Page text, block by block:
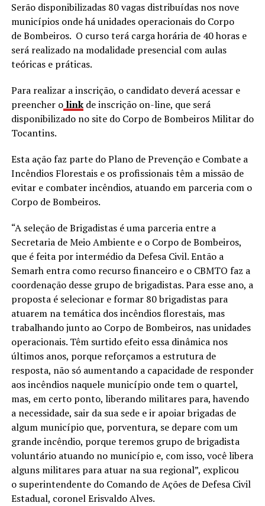
Serão disponibilizadas 80 vagas distribuídas nos nove
municípios onde há unidades operacionais do Corpo
de Bombeiros. O curso terá carga horária de 40 horas e
será realizado na modalidade presencial com aulas
teóricas e práticas.
Para realizar a inscrição, o candidato deverá acessar e
preencher o linkde inscrição on-line, que será
disponibilizado no site do Corpo de Bombeiros Militar do
Tocantins.
Esta ação faz parte do Plano de Prevenção e Combate a
Incêndios Florestais e os profissionais têm a missão de
evitar e combater incêndios, atuando em parceria com o
Corpo de Bombeiros.
“A seleção de Brigadistas é uma parceria entre a
Secretaria de Meio Ambiente e o Corpo de Bombeiros,
que é feita por intermédio da Defesa Civil. Então a
Semarh entra como recurso financeiro e o CBMTO faz a
coordenação desse grupo de brigadistas. Para esse ano, a
proposta é selecionar e formar 80 brigadistas para
atuarem na temática dos incêndios florestais, mas
trabalhando junto ao Corpo de Bombeiros, nas unidades
operacionais. Têm surtido efeito essa dinâmica nos
últimos anos, porque reforçamos a estrutura de
resposta, não só aumentando a capacidade de responder
aos incêndios naquele município onde tem o quartel,
mas, em certo ponto, liberando militares para, havendo
a necessidade, sair da sua sede e ir apoiar brigadas de
algum município que, porventura, se depare com um
grande incêndio, porque teremos grupo de brigadista
voluntário atuando no município e, com isso, você libera
alguns militares para atuar na sua regional”, explicou
o superintendente do Comando de Ações de Defesa Civil
Estadual, coronel Erisvaldo Alves.